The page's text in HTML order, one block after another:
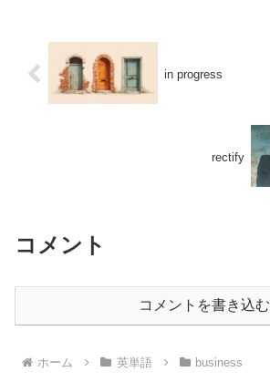
in progress
rectify
コメント
コメントを書き込む
ホーム 英単語 business